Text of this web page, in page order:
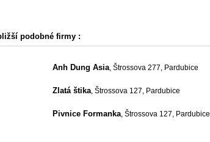
podobné firmy :
Anh Dung Asia, Štrossova 277, Pardubice
Zlatá štika, Štrossova 127, Pardubice
Pivnice Formanka, Štrossova 127, Pardubice